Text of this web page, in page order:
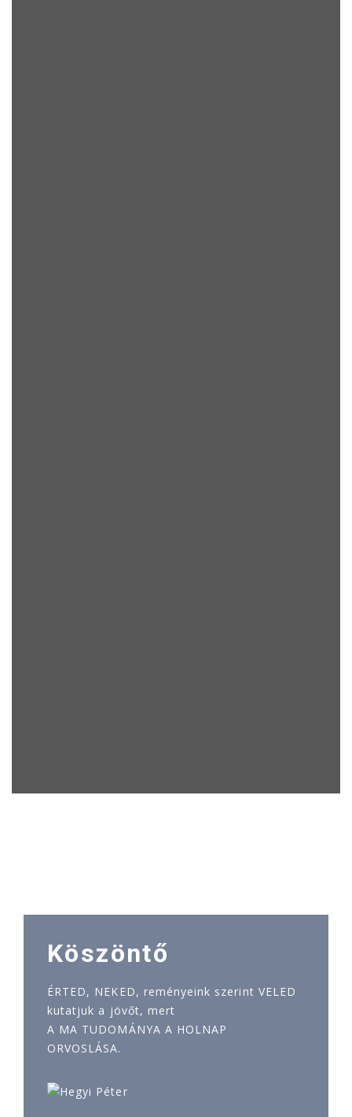
Köszöntő
ÉRTED, NEKED, reményeink szerint VELED
kutatjuk a jövőt, mert
A MA TUDOMÁNYA A HOLNAP
ORVOSLÁSA.